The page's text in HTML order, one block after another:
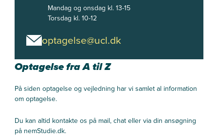
Mandag og onsdag kl. 13-15
Torsdag kl. 10-12
optagelse@ucl.dk
Optagelse fra A til Z
På siden optagelse og vejledning har vi samlet al information
om optagelse.
Du kan altid kontakte os på mail, chat eller via din ansøgning
på nemStudie.dk.